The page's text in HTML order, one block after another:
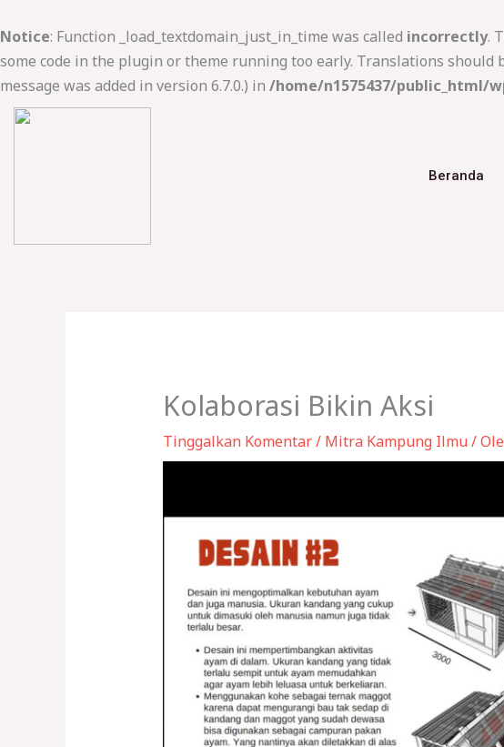
Notice: Function _load_textdomain_just_in_time was called incorrectly.
some code in the plugin or theme running too early. Translations should
message was added in version 6.7.0.) in /home/n1575437/public_html/
ke
konten
Beranda
Kolaborasi Bikin Aksi
Tinggalkan Komentar/ Mitra Kampung Ilmu /